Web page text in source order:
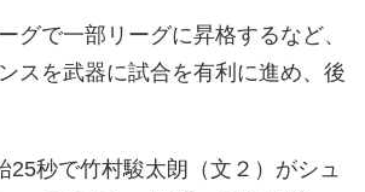
グで一部リーグに昇格するなど、
スを武器に試合を有利に進め、後
秒で竹村駿太朗（文２）がシュ